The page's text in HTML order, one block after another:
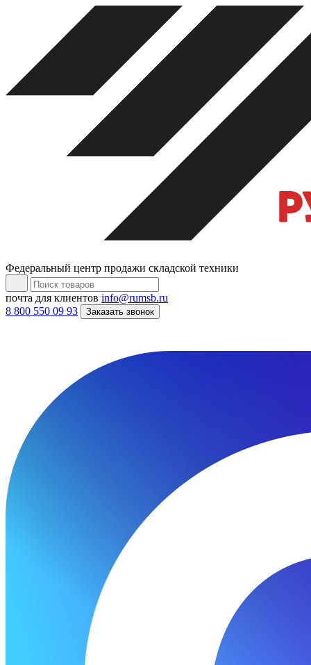
Федеральный центр продажи складской техники
почта для клиентов info@rumsb.ru
8 800 550 09 93
Заказать звонок